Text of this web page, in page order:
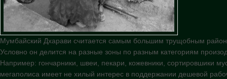
Мумбайский Дхарави считается самым большим трущобным
Условно он делится на разные зоны по разным категориям
Например: гончарники, швеи, пекари, кожевники, сортировшики
мегаполиса имеет не хилый интерес в поддержании дешевой